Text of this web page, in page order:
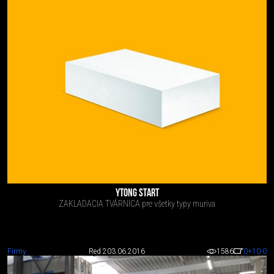
YTONG START
ZAKLADACIA TVÁRNICA pre všetky typy muriva
Firmy Red 203.06.2016 1586 0+10-0